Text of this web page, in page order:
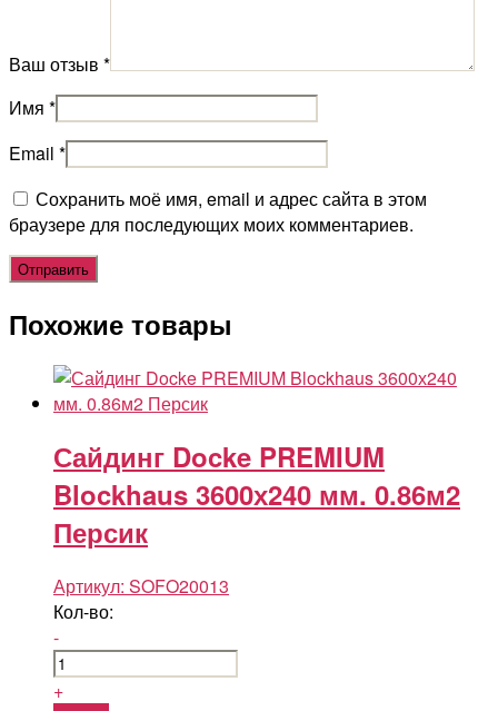
Ваш отзыв *
Имя *
Email *
Сохранить моё имя, email и адрес сайта в этом
браузере для последующих моих комментариев.
Похожие товары
Сайдинг Docke PREMIUM
Blockhaus 3600х240 мм. 0.86м2
Персик
Артикул: SOFO20013
Кол-во:
-
+